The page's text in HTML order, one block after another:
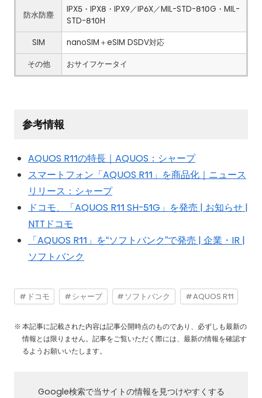
防水防塵
IPX5・IPX8・IPX9／IP6X／MIL-STD-810G・MIL-
STD-810H
SIM
nanoSIM＋eSIM DSDV対応
その他
おサイフケータイ
参考情報
AQUOS R11の特長｜AQUOS：シャープ
スマートフォン「AQUOS R11」を商品化｜ニュース
リリース：シャープ
ドコモ、「AQUOS R11 SH-51G」を発売 | お知らせ |
NTTドコモ
「AQUOS R11」を“ソフトバンク”で発売 | 企業・IR |
ソフトバンク
ドコモ シャープ ソフトバンク AQUOS R11
本記事に記載された内容は記事公開時点のものであり、必ずしも最新の
情報とは限りません。記事をご覧いただく際には、最新の情報を確認す
るようお願いいたします。
Google検索で当サイトの情報を見つけやすくする